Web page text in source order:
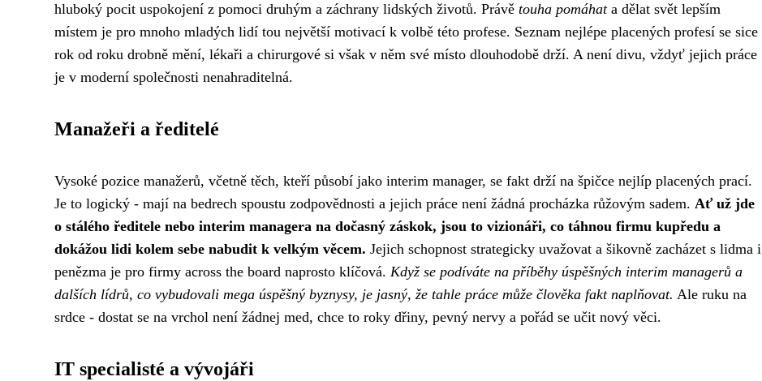
hluboký pocit uspokojení z pomoci druhým a záchrany lidských životů. Právě touha pomáhata dělat svět lepším
místem je pro mnoho mladých lidí tou největší motivací k volbě této profese. Seznam nejlépe placených profesí se sice
rok od roku drobně mění, lékaři a chirurgové si však v něm své místo dlouhodobě drží. A není divu, vždyť jejich práce
je v moderní společnosti nenahraditelná.
Manažeři a ředitelé
Vysoké pozice manažerů, včetně těch, kteří působí jako interim manager, se fakt drží na špičce nejlíp placených prací.
Je to logický - mají na bedrech spoustu zodpovědnosti a jejich práce není žádná procházka růžovým sadem. Ať už jde
o stálého ředitele nebo interim managera na dočasný záskok, jsou to vizionáři, co táhnou firmu kupředu a
dokážou lidi kolem sebe nabudit k velkým věcem. Jejich schopnost strategicky uvažovat a šikovně zacházet s lidma i
penězma je pro firmy across the board naprosto klíčová. Když se podíváte na příběhy úspěšných interim managerů a
dalších lídrů, co vybudovali mega úspěšný byznysy, je jasný, že tahle práce může člověka fakt naplňovat. Ale ruku na
srdce - dostat se na vrchol není žádnej med, chce to roky dřiny, pevný nervy a pořád se učit nový věci.
IT specialisté a vývojáři